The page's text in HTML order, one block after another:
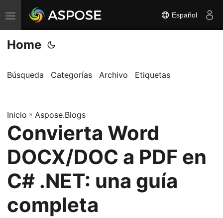
A
l
t
r
r
n
a
e
g
a
c
Español
Home
Búsqueda Categorías Archivo Etiquetas
Inicio » Aspose.Blogs
Convierta Word
DOCX/DOC a PDF en
C# .NET: una guía
completa